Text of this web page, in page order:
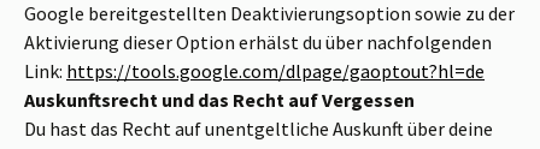
Google bereitgestellten Deaktivierungsoption sowie zu der
Aktivierung dieser Option erhälst du über nachfolgenden
Link: https://tools.google.com/dlpage/gaoptout?hl=de
Auskunftsrecht und das Recht auf Vergessen
Du hast das Recht auf unentgeltliche Auskunft über deine